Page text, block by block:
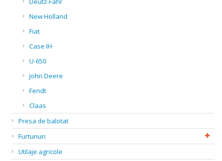
New Holland
Fiat
Case IH
U-650
John Deere
Fendt
Claas
Presa de balotat
Furtunuri
Utilaje agricole